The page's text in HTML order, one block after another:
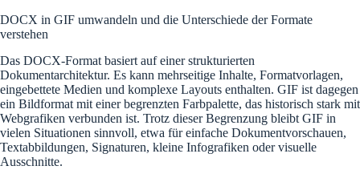
DOCX in GIF umwandeln und die Unterschiede der Formate
verstehen
Das DOCX-Format basiert auf einer strukturierten
Dokumentarchitektur. Es kann mehrseitige Inhalte, Formatvorlagen,
eingebettete Medien und komplexe Layouts enthalten. GIF ist dagegen
ein Bildformat mit einer begrenzten Farbpalette, das historisch stark mit
Webgrafiken verbunden ist. Trotz dieser Begrenzung bleibt GIF in
vielen Situationen sinnvoll, etwa für einfache Dokumentvorschauen,
Textabbildungen, Signaturen, kleine Infografiken oder visuelle
Ausschnitte.